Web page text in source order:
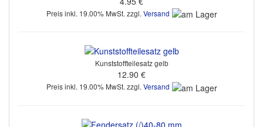
Preis inkl. 19.00% MwSt. zzgl. Versand
Kunststoffteilesatz gelb
12.90 €
Preis inkl. 19.00% MwSt. zzgl. Versand